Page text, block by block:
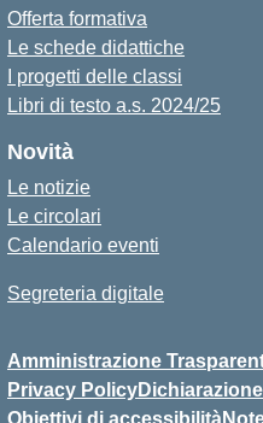
Offerta formativa
Le schede didattiche
I progetti delle classi
Libri di testo a.s. 2024/25
Novità
Le notizie
Le circolari
Calendario eventi
Segreteria digitale
Amministrazione
Privacy Policy
Obiettivi di accessibilità